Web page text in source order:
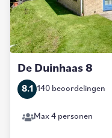
De Duinhaas 8
8.1 140 beoordelingen
Max 4 personen